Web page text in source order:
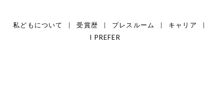
私どもについて 受賞歴 プレスルーム
キャリア
I PREFER